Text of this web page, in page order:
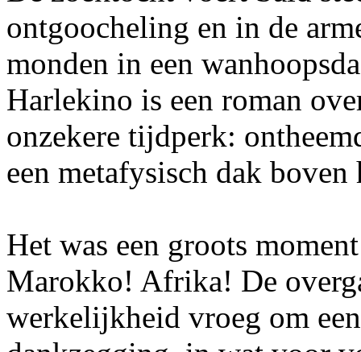
ontgoocheling en in de
monden in een
Harlekino is een roman
onzekere tijdperk:
een metafysisch dak
Het was een groots
Marokko! Afrika! De
werkelijkheid vroeg om